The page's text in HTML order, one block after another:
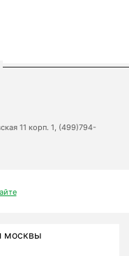
11 корп. 1, (499)794-